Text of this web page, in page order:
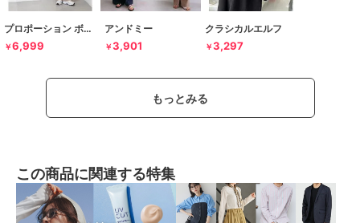
プロポーション ボディドレッシング
￥6,999
アンドミー
￥3,901
クラシカルエルフ
￥3,297
もっとみる
この商品に関連する特集